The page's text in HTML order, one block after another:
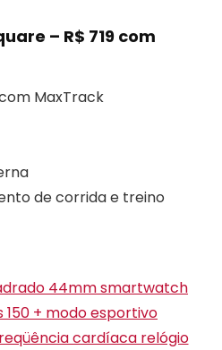
– R$ 719 com
MaxTrack
de corrida e treino
44mm smartwatch
150 + modo esportivo
cardíaca relógio